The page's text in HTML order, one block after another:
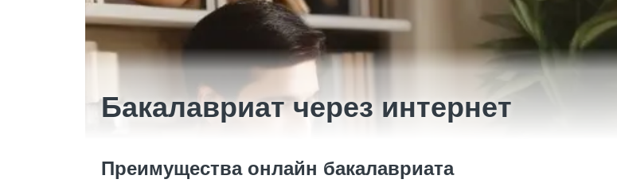
Бакалавриат через интернет
Преимущества онлайн бакалавриата